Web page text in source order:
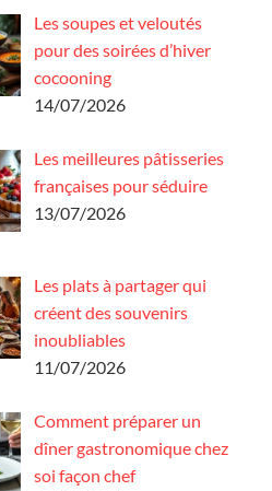
Les soupes et veloutés
pour des soirées d’hiver
cocooning
14/07/2026
Les meilleures pâtisseries
françaises pour séduire
13/07/2026
Les plats à partager qui
créent des souvenirs
inoubliables
11/07/2026
Comment préparer un
dîner gastronomique chez
soi façon chef